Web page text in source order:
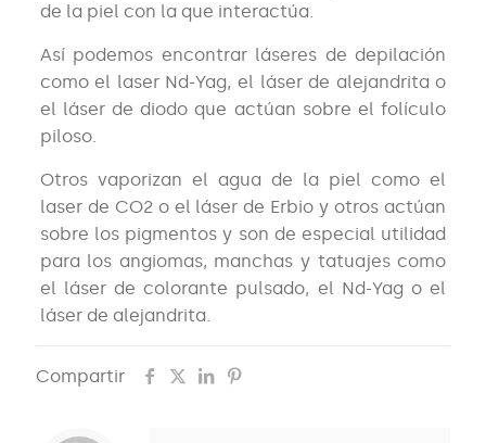
de la piel con la que interactúa.
Así podemos encontrar láseres de depilación
como el laser Nd-Yag, el láser de alejandrita o
el láser de diodo que actúan sobre el folículo
piloso.
Otros vaporizan el agua de la piel como el
laser de CO2 o el láser de Erbio y otros actúan
sobre los pigmentos y son de especial utilidad
para los angiomas, manchas y tatuajes como
el láser de colorante pulsado, el Nd-Yag o el
láser de alejandrita.
Compartir